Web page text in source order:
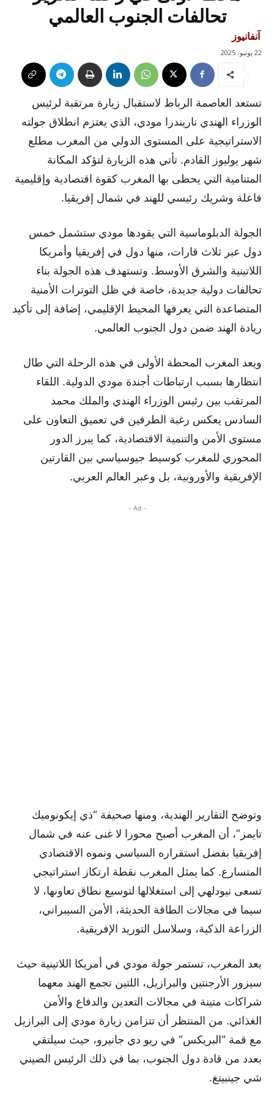
تحالفات الجنوب العالمي
آنفانيوز
22 يونيو، 2025
تستعد العاصمة الرباط لاستقبال زيارة مرتقبة لرئيس
الوزراء الهندي ناريندرا مودي، الذي يعتزم انطلاق جولته
الاستراتيجية على المستوى الدولي من المغرب مطلع
شهر يوليوز القادم. تأتي هذه الزيارة لتؤكد المكانة
المتنامية التي يحظى بها المغرب كقوة اقتصادية وإقليمية
فاعلة وشريك رئيسي للهند في شمال إفريقيا.
الجولة الدبلوماسية التي يقودها مودي ستشمل خمس
دول عبر ثلاث قارات، منها دول في إفريقيا وأمريكا
اللاتينية والشرق الأوسط. وتستهدف هذه الجولة بناء
تحالفات دولية جديدة، خاصة في ظل التوترات الأمنية
المتصاعدة التي يعرفها المحيط الإقليمي، إضافة إلى تأكيد
ريادة الهند ضمن دول الجنوب العالمي.
ويعد المغرب المحطة الأولى في هذه الرحلة التي طال
انتظارها بسبب ارتباطات أجندة مودي الدولية. اللقاء
المرتقب بين رئيس الوزراء الهندي والملك محمد
السادس يعكس رغبة الطرفين في تعميق التعاون على
مستوى الأمن والتنمية الاقتصادية، كما يبرز الدور
المحوري للمغرب كوسيط جيوسياسي بين القارتين
الإفريقية والأوروبية، بل وعبر العالم العربي.
- Ad -
وتوضح التقارير الهندية، ومنها صحيفة “ذي إيكونوميك
تايمز”، أن المغرب أصبح محورا لا غنى عنه في شمال
إفريقيا بفضل استقراره السياسي ونموه الاقتصادي
المتسارع. كما يمثل المغرب نقطة ارتكاز استراتيجي
تسعى نيودلهي إلى استغلالها لتوسيع نطاق تعاونها، لا
سيما في مجالات الطاقة الحديثة، الأمن السيبراني،
الزراعة الذكية، وسلاسل التوريد الإفريقية.
بعد المغرب، تستمر جولة مودي في أمريكا اللاتينية حيث
سيزور الأرجنتين والبرازيل، اللتين تجمع الهند معهما
شراكات متينة في مجالات التعدين والدفاع والأمن
الغذائي. من المنتظر أن تتزامن زيارة مودي إلى البرازيل
مع قمة “البريكس” في ريو دي جانيرو، حيث سيلتقي
بعدد من قادة دول الجنوب، بما في ذلك الرئيس الصيني
شي جينبينغ.